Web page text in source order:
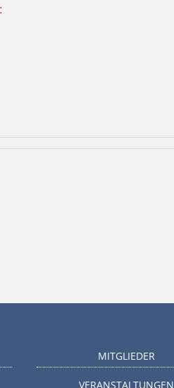
MITGLIEDER
VERANSTALTUNGEN